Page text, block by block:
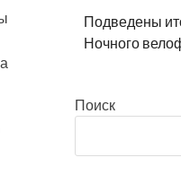
Подведены
Ночного
Поиск